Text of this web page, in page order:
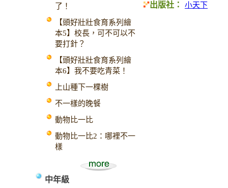
了！
【頭好壯壯食育系列繪
本5】校長，可不可以不
要打針？
【頭好壯壯食育系列繪
本6】我不要吃青菜！
上山種下一棵樹
不一樣的晚餐
動物比一比
動物比一比2：哪裡不一
樣
中年級
出版社： 小天下